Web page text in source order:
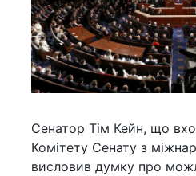
Сенатор Тім Кейн, що
Комітету Сенату з
висловив думку про